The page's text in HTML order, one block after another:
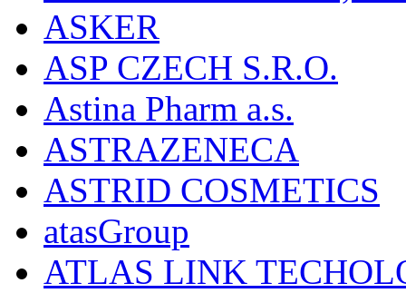
ASKER
ASP CZECH S.R.O.
Astina Pharm a.s.
ASTRAZENECA
ASTRID COSMETICS
atasGroup
ATLAS LINK